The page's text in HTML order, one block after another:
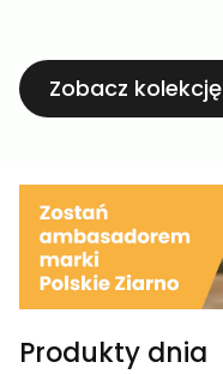
Zobacz kolekcję
Produkty dnia